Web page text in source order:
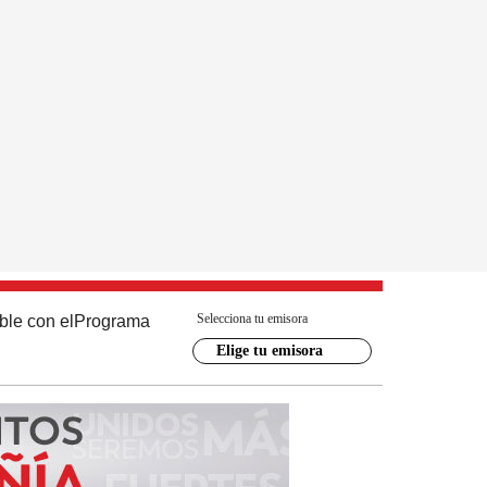
con el Programa Selecciona tu emisora
Elige tu emisora